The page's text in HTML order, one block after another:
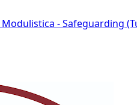
Modulistica - Safeguarding